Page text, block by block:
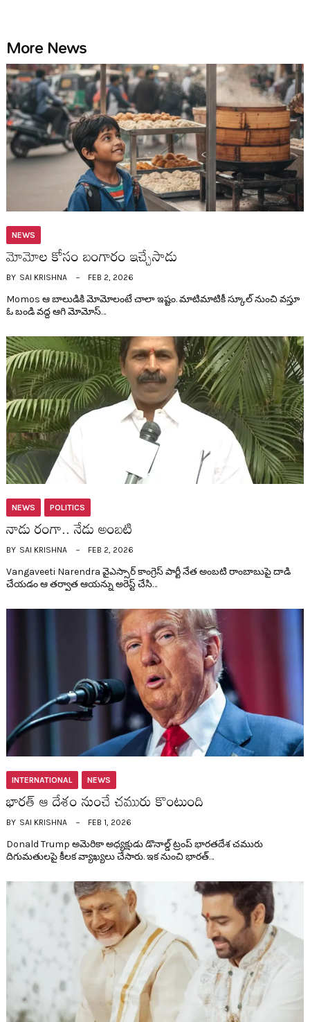
More News
NEWS
మోమోల కోసం బంగారం ఇచ్చేసాడు
BY SAI KRISHNA FEB 2, 2026
Momos ఆ బాలుడికి మోమోలంటే చాలా ఇష్టం. మాటిమాటికీ స్కూల్ నుంచి వ‌స్తూ
ఓ బండి వ‌ద్ద ఆగి మోమోస్…
NEWS POLITICS
నాడు రంగా.. నేడు అంబ‌టి
BY SAI KRISHNA FEB 2, 2026
Vangaveeti Narendra వైఎస్సార్ కాంగ్రెస్ పార్టీ నేత అంబ‌టి రాంబాబుపై దాడి
చేయడం ఆ త‌ర్వాత ఆయ‌న్ను అరెస్ట్ చేసి…
INTERNATIONAL NEWS
భార‌త్ ఆ దేశం నుంచే చ‌మురు కొంటుంది
BY SAI KRISHNA FEB 1, 2026
Donald Trump అమెరికా అధ్య‌క్షుడు డొనాల్డ్ ట్రంప్ భార‌త‌దేశ చ‌మురు
దిగుమతుల‌పై కీల‌క వ్యాఖ్య‌లు చేసారు. ఇక నుంచి భార‌త్…